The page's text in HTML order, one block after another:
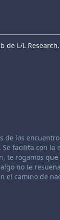
de L/L Research.
los
Se facilita con
te rogamos
no te
el camino de